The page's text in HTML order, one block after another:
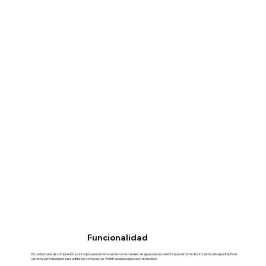
Funcionalidad
En cada molde de compresión se incorpora un sistema exclusivo de canales de agua que se conecta a un sistema de circulación de agua fría. Este
sistema está diseñado para enfriar los compuestos WARP durante el proceso de moldeo.